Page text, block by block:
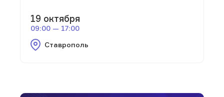
19 октября
09:00 — 17:00
Ставрополь